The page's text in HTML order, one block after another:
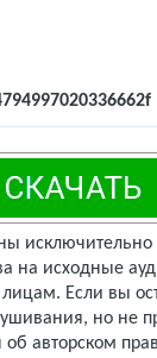
исключительно
на исходные
Если вы
но не
авторском